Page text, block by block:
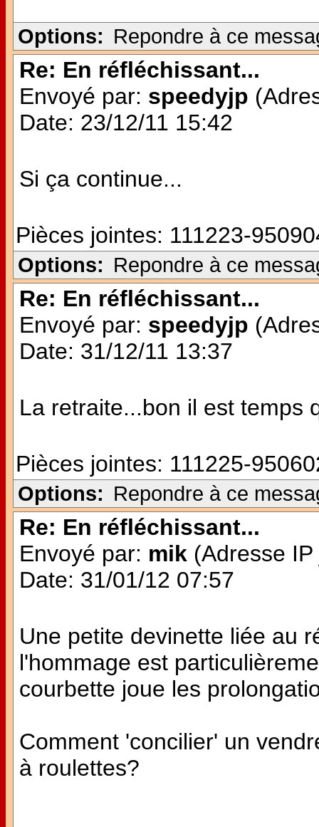
Options: Repondre à ce
Re: En réfléchissant...
Envoyé par: speedyjp
Date: 23/12/11 15:42
Si ça continue...
Pièces jointes: 111223-
Options: Repondre à ce
Re: En réfléchissant...
Envoyé par: speedyjp
Date: 31/12/11 13:37
La retraite...bon il est temps
Pièces jointes: 111225-
Options: Repondre à ce
Re: En réfléchissant...
Envoyé par: mik (Adresse
Date: 31/01/12 07:57
Une petite devinette liée au
l'hommage est
courbette joue les
Comment 'concilier' un
à roulettes?